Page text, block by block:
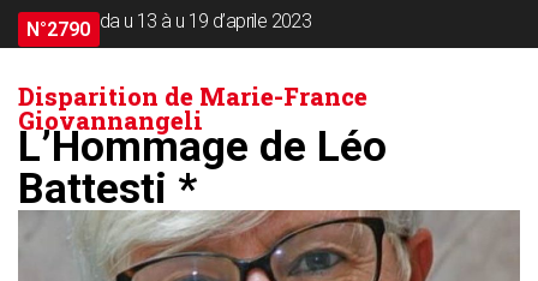
N°2790 da u 13 à u 19 d’aprile 2023
Disparition de Marie-France
Giovannangeli
L’Hommage de Léo
Battesti *